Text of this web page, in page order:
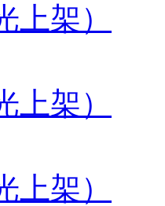
上架）
上架）
上架）